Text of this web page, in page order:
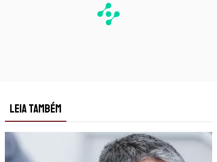
LEIA TAMBÉM